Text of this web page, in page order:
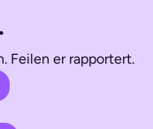
Feilen er rapportert.